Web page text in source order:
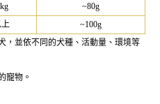
~80g
~100g
並依不同的犬種、活動量、環境等
寵物。